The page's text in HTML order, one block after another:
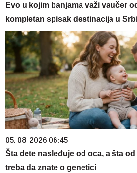
Evo u kojim banjama važi vaučer
kompletan spisak destinacija u
05. 08. 2026 06:45
Šta dete nasleđuje od oca, a šta
treba da znate o genetici